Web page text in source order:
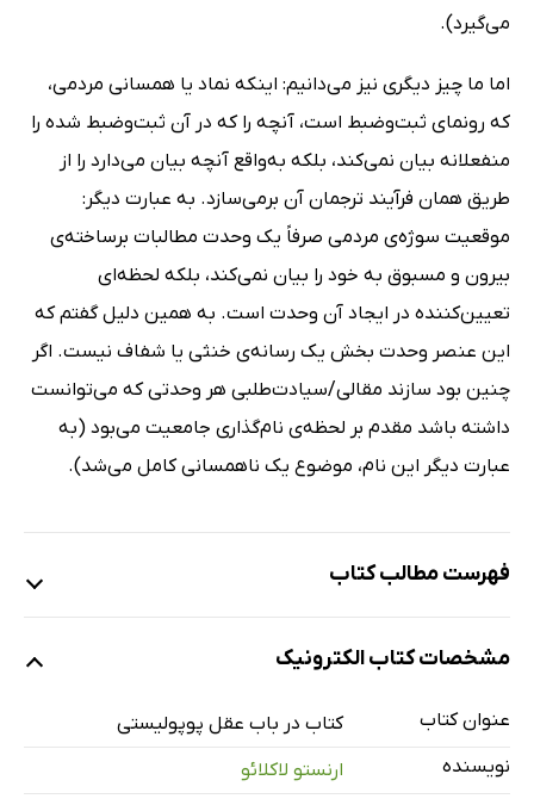
می‌گیرد).
اما ما چیز دیگری نیز می‌دانیم: اینکه نماد یا همسانی مردمی،
که رونمای ثبت‌و‌ضبط است، آنچه را که در آن ثبت‌و‌ضبط شده را
منفعلانه بیان نمی‌کند، بلکه به‌واقع آنچه بیان می‌دارد را از
طریق همان فرآیند ترجمان آن برمی‌سازد. به عبارت دیگر:
موقعیت سوژه‌ی مردمی صرفاً یک وحدت مطالبات برساخته‌ی
بیرون و مسبوق به خود را بیان نمی‌کند، بلکه لحظه‌ای
تعیین‌کننده در ایجاد آن وحدت است. به همین دلیل گفتم که
این عنصر وحدت بخش یک رسانه‌ی خنثی یا شفاف نیست. اگر
چنین بود سازند مقالی/سیادت‌طلبی هر وحدتی که می‌توانست
داشته باشد مقدم بر لحظه‌ی نام‌گذاری جامعیت می‌بود (به
عبارت دیگر این نام، موضوع یک ناهمسانی کامل می‌شد).
فهرست مطالب کتاب
بخش اول: بدنام کردن توده‌ها
فصل دو: گوستاو لوبون: تلقین و بازنمایی تحریف‌شده
مشخصات کتاب الکترونیک
عنوان کتاب
کتاب در باب عقل پوپولیستی
نویسنده
ارنستو لاکلائو